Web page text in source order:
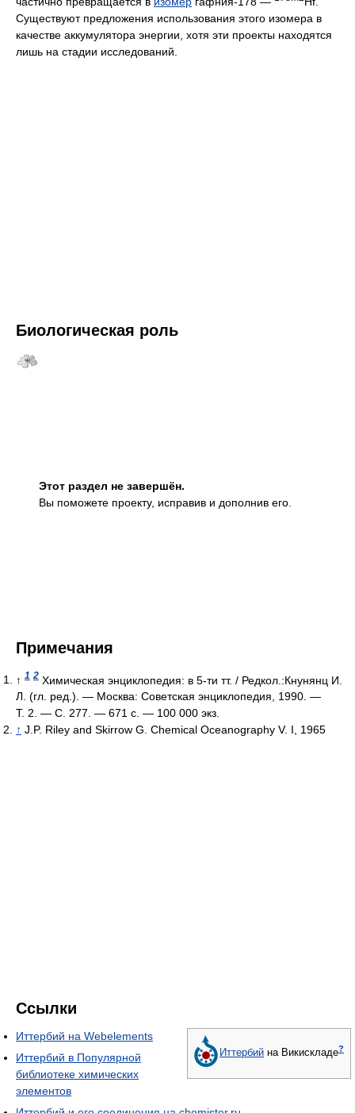
Существуют предложения использования этого изомера в
качестве аккумулятора энергии, хотя эти проекты находятся
лишь на стадии исследований.
Биологическая роль
Этот раздел не завершён.
Вы поможете проекту, исправив и дополнив его.
Примечания
↑ 1 2 Химическая энциклопедия: в 5-ти тт. / Редкол.:Кнунянц И.
Л. (гл. ред.). — Москва: Советская энциклопедия, 1990. —
Т. 2. — С. 277. — 671 с. — 100 000 экз.
↑ J.P. Riley and Skirrow G. Chemical Oceanography V. I, 1965
Ссылки
Иттербий на Викискладе?
Иттербий на Webelements
Иттербий в Популярной
библиотеке химических
элементов